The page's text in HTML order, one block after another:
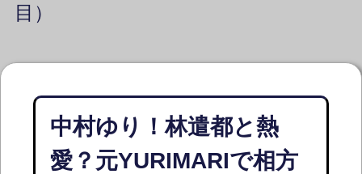
目）
中村ゆり！林遣都と熱
愛？元YURIMARIで相方